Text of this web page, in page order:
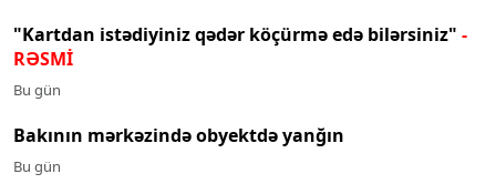
"Kartdan istədiyiniz qədər köçürmə edə bilərsiniz" -
RƏSMİ
Bu gün
Bakının mərkəzində obyektdə yanğın
Bu gün